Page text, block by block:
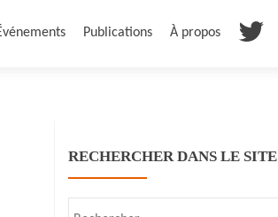
Publications À propos
RECHERCHER DANS LE SITE